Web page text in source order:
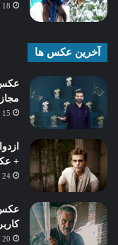
18 خرداد 1405
آخرین عکس ها
عکس
15 مرداد 1405
+
24 تیر 1405
عکس
20 تیر 1405